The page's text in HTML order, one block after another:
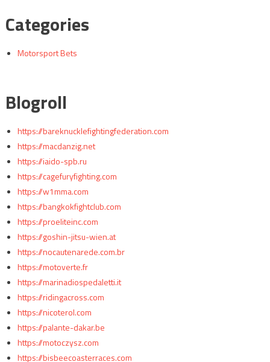
Categories
Motorsport Bets
Blogroll
https://bareknucklefightingfederation.com
https://macdanzig.net
https://iaido-spb.ru
https://cagefuryfighting.com
https://w1mma.com
https://bangkokfightclub.com
https://proeliteinc.com
https://goshin-jitsu-wien.at
https://nocautenarede.com.br
https://motoverte.fr
https://marinadiospedaletti.it
https://ridingacross.com
https://nicoterol.com
https://palante-dakar.be
https://motoczysz.com
https://bisbeecoasterraces.com